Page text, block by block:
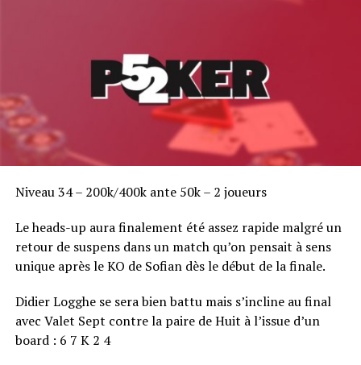
Niveau 34 – 200k/400k ante 50k – 2 joueurs
Le heads-up aura finalement été assez rapide malgré un
retour de suspens dans un match qu’on pensait à sens
unique après le KO de Sofian dès le début de la finale.
Didier Logghe se sera bien battu mais s’incline au final
avec Valet Sept contre la paire de Huit à l’issue d’un
board : 6 7 K 2 4